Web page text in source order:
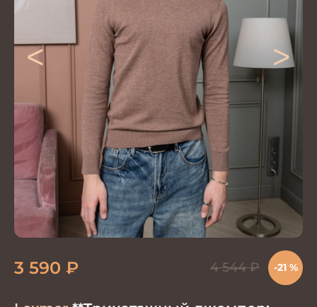
< >
3 590 ₽ 4 544₽ -21 %